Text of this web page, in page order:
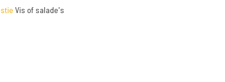
Vis of salade's